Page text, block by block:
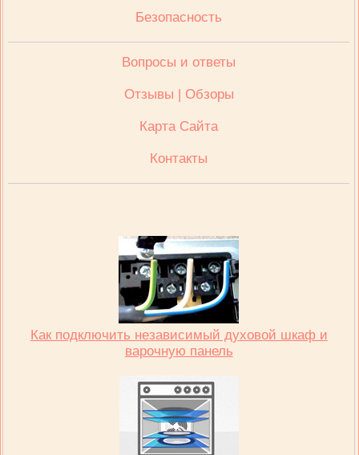
Безопасность
Вопросы и ответы
Отзывы | Обзоры
Карта Сайта
Контакты
Как подключить независимый духовой шкаф и
варочную панель